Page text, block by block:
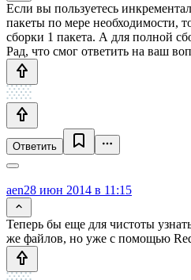
Если вы пользуетесь
пакеты по мере необходимости,
сборки 1 пакета. А для полной
Рад, что смог ответить на ваш
Ответить
aen28 июн 2014 в 11:15
Теперь бы еще для чистоты
же файлов, но уже с помощью